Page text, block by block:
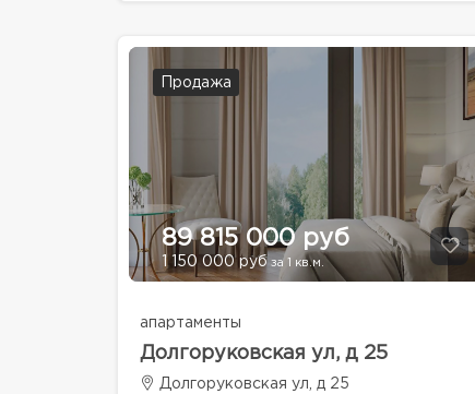
Продажа
89 815 000 руб
1 150 000 руб за 1 кв.м.
апартаменты
Долгоруковская ул, д 25
Долгоруковская ул, д 25